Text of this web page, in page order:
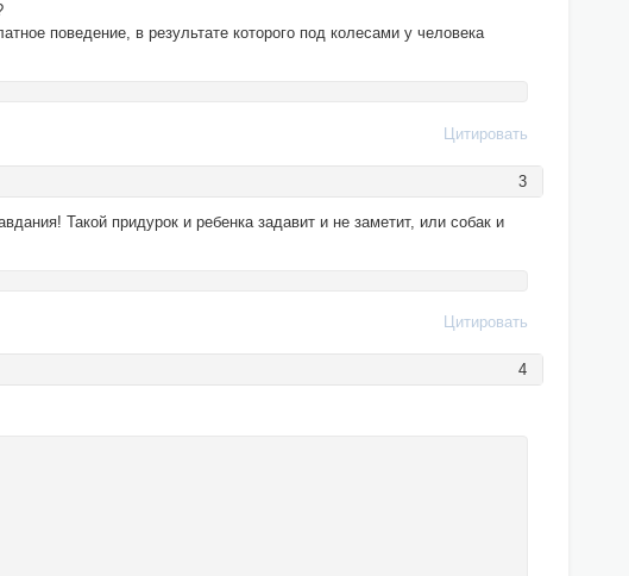
поведение, в результате которого под колесами у человека
Цитировать
3
Такой придурок и ребенка задавит и не заметит, или собак и
Цитировать
4